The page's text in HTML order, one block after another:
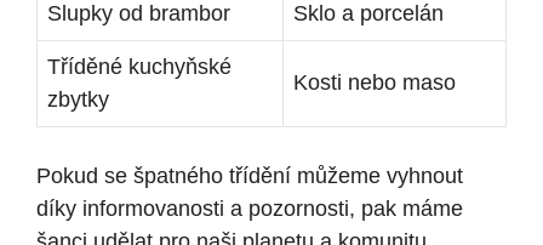
Slupky od brambor Sklo a porcelán
Tříděné kuchyňské
zbytky
Kosti nebo maso
Pokud se špatného třídění můžeme vyhnout
díky informovanosti a pozornosti, pak máme